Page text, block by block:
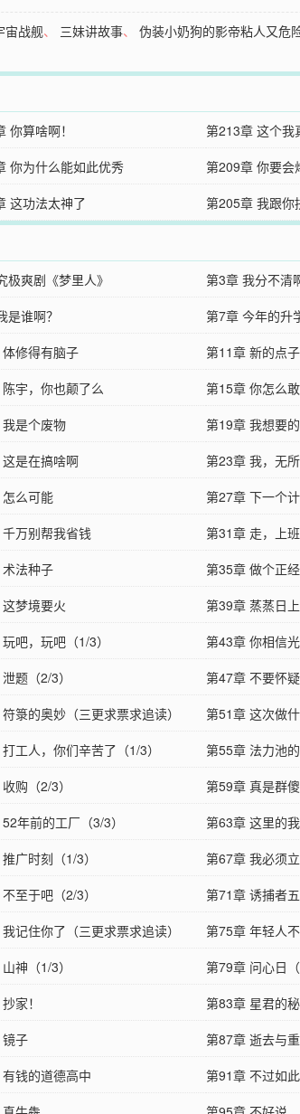
宙战舰、 三妹讲故事、伪装小奶狗的影帝粘人又危
你算啥啊！ 第213章 这个我
你为什么能如此优秀 第209章 你要会
这功法太神了 第205章 我跟你
极爽剧《梦里人》 第3章 我分不清
是谁啊？ 第7章 今年的升
修得有脑子 第11章 新的点子
宇，你也颠了么 第15章 你怎么
是个废物 第19章 我想要的
是在搞啥啊 第23章 我，无
么可能 第27章 下一个
万别帮我省钱 第31章 走，上
法种子 第35章 做个正
梦境要火 第39章 蒸蒸日上
吧，玩吧（1/3） 第43章 你相信光
题（2/3） 第47章 不要怀
箓的奥妙（三更求票求追读） 第51章 这次做什
工人，你们辛苦了（1/3） 第55章 法力池的
购（2/3） 第59章 真是群傻
年前的工厂（3/3） 第63章 这里的
广时刻（1/3） 第67章 我必须
至于吧（2/3） 第71章 诱捕者
记住你了（三更求票求追读） 第75章 年轻人
神（1/3） 第79章 问心日（
家！ 第83章 星君的
子 第87章 逝去与
钱的道德高中 第91章 不过如此